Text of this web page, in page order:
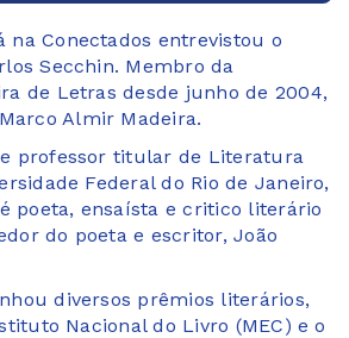
na Conectados entrevistou o
Secchin. Membro da
de Letras desde junho de 2004,
Almir Madeira.
professor titular de Literatura
Federal do Rio de Janeiro,
poeta, ensaísta e critico literário
do poeta e escritor, João
diversos prêmios literários,
Nacional do Livro (MEC) e o